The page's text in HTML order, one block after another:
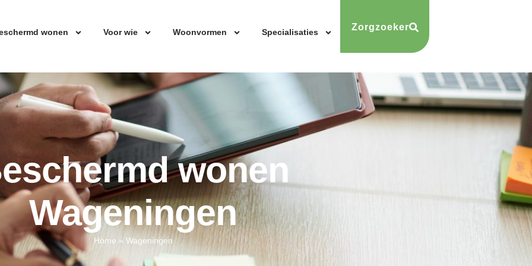
wonen Voor wie Woonvormen Specialisaties Zorgzoeker
wonen
Wageningen
Home » Wageningen